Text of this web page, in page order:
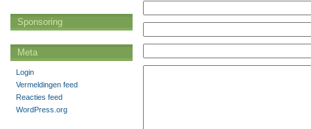
Sponsoring
Meta
Login
Vermeldingen feed
Reacties feed
WordPress.org